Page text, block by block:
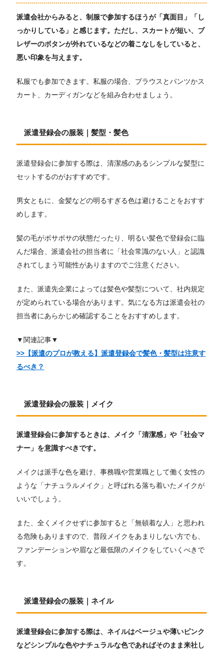
派遣会社からみると、制服で参加するほうが「真面目」「し
っかりしている」と感じます。ただし、スカートが短い、ブ
レザーのボタンが外れているなどの着こなしをしていると、
悪い印象を与えます。
私服でも参加できます。私服の場合、ブラウスとパンツかス
カート、カーディガンなどを組み合わせましょう。
派遣登録会の服装｜髪型・髪色
派遣登録会に参加する際は、清潔感のあるシンプルな髪型に
セットするのがおすすめです。
男女ともに、金髪などの明るすぎる色は避けることをおすす
めします。
髪の毛がボサボサの状態だったり、明るい髪色で登録会に臨
んだ場合、派遣会社の担当者に「社会常識のない人」と認識
されてしまう可能性がありますのでご注意ください。
また、派遣先企業によっては髪色や髪型について、社内規定
が定められている場合があります。気になる方は派遣会社の
担当者にあらかじめ確認することをおすすめします。
▼関連記事▼
>>【派遣のプロが教える】派遣登録会で髪色・髪型は注意す
るべき？
派遣登録会の服装｜メイク
派遣登録会に参加するときは、メイク「清潔感」や「社会マ
ナー」を意識すべきです。
メイクは派手な色を避け、事務職や営業職として働く女性の
ような「ナチュラルメイク」と呼ばれる落ち着いたメイクが
いいでしょう。
また、全くメイクせずに参加すると「無頓着な人」と思われ
る危険もありますので、普段メイクをあまりしない方でも、
ファンデーションや眉など最低限のメイクをしていくべきで
す。
派遣登録会の服装｜ネイル
派遣登録会に参加する際は、ネイルはベージュや薄いピンク
などシンプルな色やナチュラルな色であればそのまま来社し